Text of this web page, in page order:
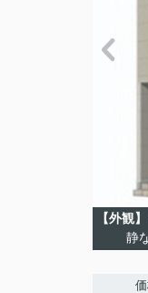
【外観】
静